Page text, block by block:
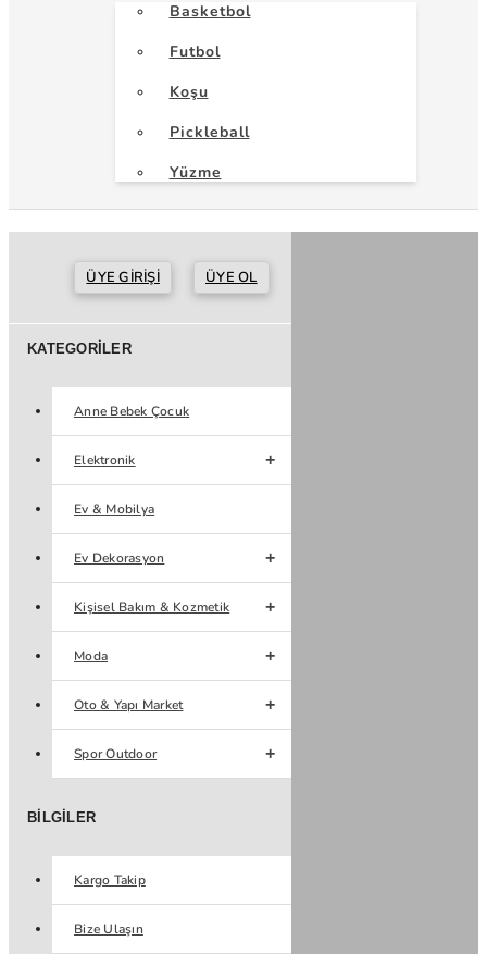
Basketbol
Futbol
Koşu
Pickleball
Yüzme
ÜYE GIRIŞI ÜYE OL
KATEGORILER
Anne Bebek Çocuk
Elektronik
Ev & Mobilya
Ev Dekorasyon
Kişisel Bakım & Kozmetik
Moda
Oto & Yapı Market
Spor Outdoor
BILGILER
Kargo Takip
Bize Ulaşın